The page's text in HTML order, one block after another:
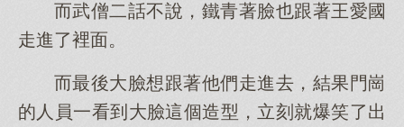
而武僧二話不說，鐵青著臉也跟著王愛國
走進了裡面。
而最後大臉想跟著他們走進去，結果門崗
的人員一看到大臉這個造型，立刻就爆笑了出